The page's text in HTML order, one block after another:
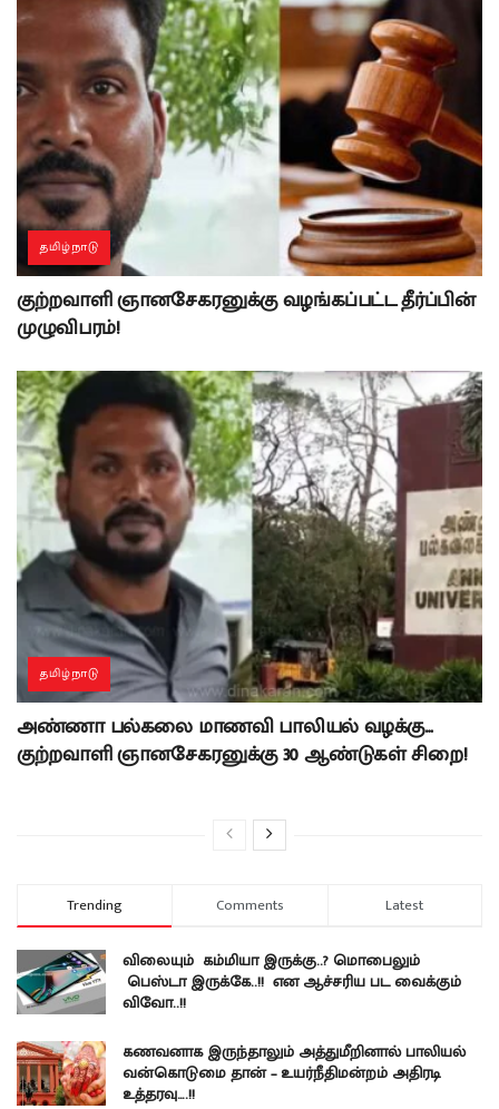
தமிழ்நாடு
குற்றவாளி ஞானசேகரனுக்கு வழங்கப்பட்ட தீர்ப்பின்
முழுவிபரம்!
தமிழ்நாடு
அண்ணா பல்கலை மாணவி பாலியல் வழக்கு…
குற்றவாளி ஞானசேகரனுக்கு 30 ஆண்டுகள் சிறை!
Trending Comments Latest
விலையும் கம்மியா இருக்கு..? மொபைலும்
பெஸ்டா இருக்கே..!! என ஆச்சரிய பட வைக்கும்
விவோ..!!
கணவனாக இருந்தாலும் அத்துமீறினால் பாலியல்
வன்கொடுமை தான் – உயர்நீதிமன்றம் அதிரடி
உத்தரவு….!!